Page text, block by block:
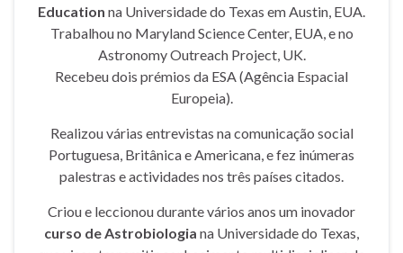
Education na Universidade do Texas em Austin, EUA.
Trabalhou no Maryland Science Center, EUA, e no
Astronomy Outreach Project, UK.
Recebeu dois prémios da ESA (Agência Espacial
Europeia).
Realizou várias entrevistas na comunicação social
Portuguesa, Britânica e Americana, e fez inúmeras
palestras e actividades nos três países citados.
Criou e leccionou durante vários anos um inovador
curso de Astrobiologia na Universidade do Texas,